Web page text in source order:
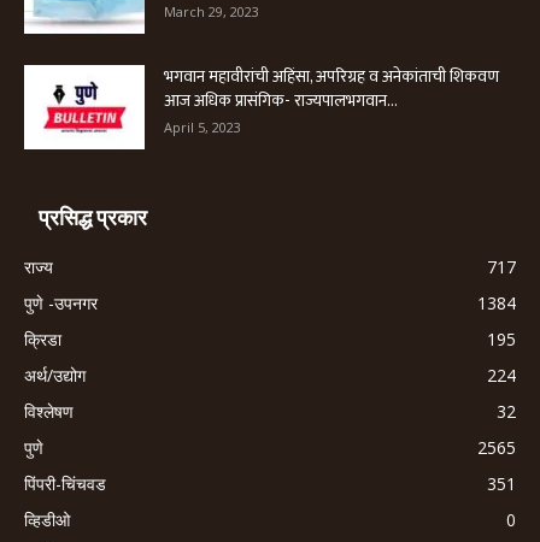
March 29, 2023
भगवान महावीरांची अहिंसा, अपरिग्रह व अनेकांताची शिकवण
आज अधिक प्रासंगिक- राज्यपालभगवान...
April 5, 2023
प्रसिद्ध प्रकार
राज्य
717
पुणे -उपनगर
1384
क्रिडा
195
अर्थ/उद्योग
224
विश्लेषण
32
पुणे
2565
पिंपरी-चिंचवड
351
व्हिडीओ
0